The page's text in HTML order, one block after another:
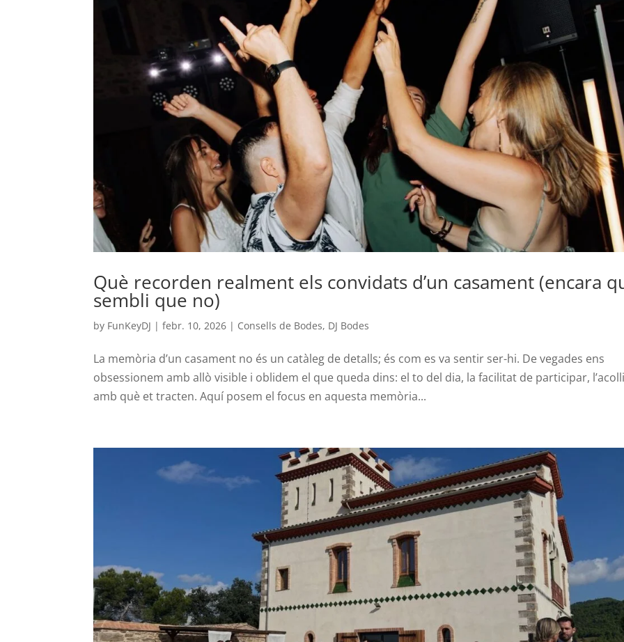
Què recorden realment els convidats d’un casament (encara
sembli que no)
by FunKeyDJ |febr. 10, 2026 | Consells de Bodes, DJ Bodes
La memòria d’un casament no és un catàleg de detalls; és com es va sentir ser-hi. De vegades ens
obsessionem amb allò visible i oblidem el que queda dins: el to del dia, la facilitat de participar,
amb què et tracten. Aquí posem el focus en aquesta memòria...